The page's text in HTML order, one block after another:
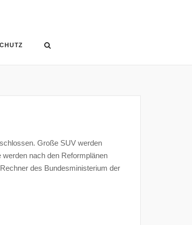
Große SUV werden
nach den Reformplänen
des Bundesministerium der